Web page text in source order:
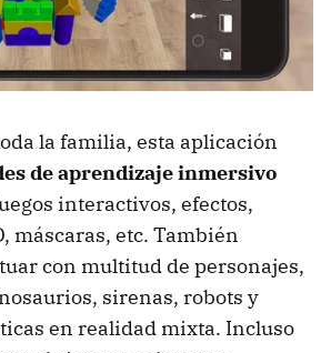
la familia, esta aplicación
de aprendizaje inmersivo
interactivos, efectos,
máscaras, etc. También
con multitud de personajes,
sirenas, robots y
en realidad mixta. Incluso